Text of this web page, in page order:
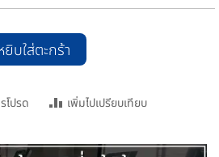
ยิบใส่ตะกร้า
โปรด เพิ่มไปเปรียบเทียบ